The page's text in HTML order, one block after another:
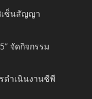
เซ็นสัญญา
จัดกิจกรรม
ดำเนินงานซีพี